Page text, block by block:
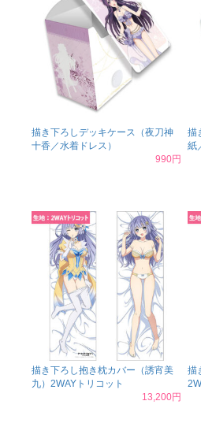
描き下ろしデッキケース（夜刀神
十香／水着ドレス）
990円
描
紙
描き下ろし抱き枕カバー（誘宵美
九）2WAYトリコット
13,200円
描